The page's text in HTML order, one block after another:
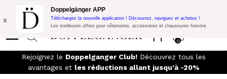
Promo Flash: 10% de réduction supplémentaire sur 300€ d'achat
avec le code:
0
x
Doppelgänger APP
Téléchargez la nouvelle application ! Découvrez, naviguez et achetez !
Les meilleures offres pour vêtements, accessoires et chaussures homme
Rejoignez le Doppelganger Club!Découvrez tous les
avantages et les réductions allant jusqu'à -20%